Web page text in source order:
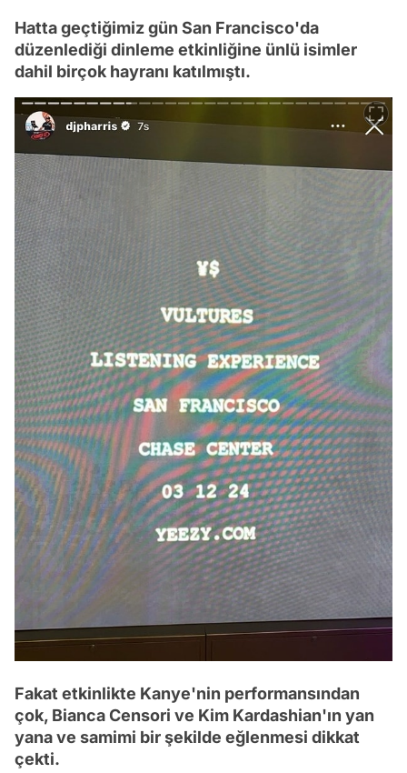
Hatta geçtiğimiz gün San Francisco'da
düzenlediği dinleme etkinliğine ünlü isimler
dahil birçok hayranı katılmıştı.
Fakat etkinlikte Kanye'nin performansından
çok, Bianca Censori ve Kim Kardashian'ın yan
yana ve samimi bir şekilde eğlenmesi dikkat
çekti.